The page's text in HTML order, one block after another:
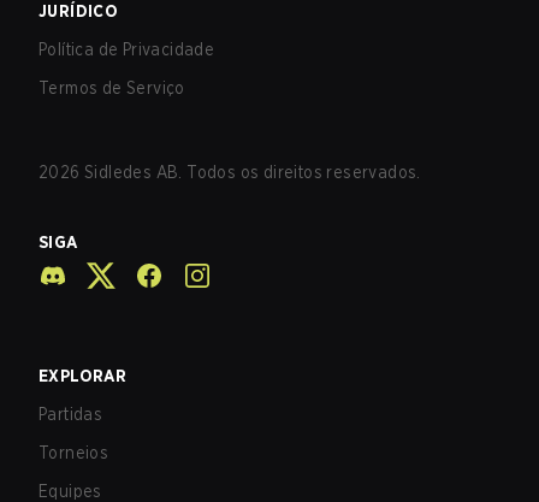
JURÍDICO
Política de Privacidade
Termos de Serviço
2026 Sidledes AB. Todos os direitos reservados.
SIGA
EXPLORAR
Partidas
Torneios
Equipes